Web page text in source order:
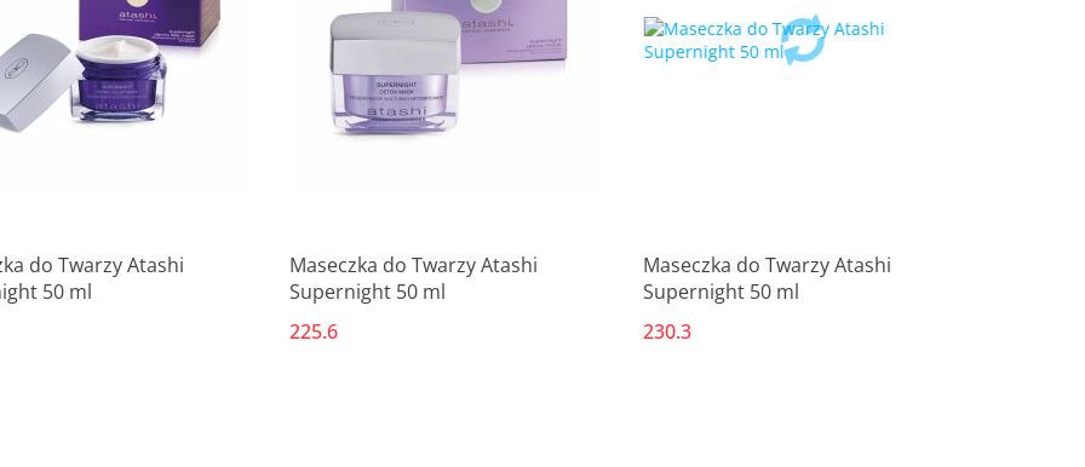
do Twarzy Atashi
50 ml
Maseczka do Twarzy Atashi
Supernight 50 ml
225.6
Maseczka do Twarzy Atashi
Supernight 50 ml
230.3